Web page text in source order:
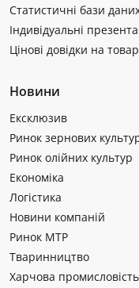
Статистичні бази
Індивідуальні
Цінові довідки на товар
Новини
Ексклюзив
Ринок зернових
Ринок олійних культур
Економіка
Логістика
Новини компаній
Ринок МТР
Тваринництво
Харчова промисловість